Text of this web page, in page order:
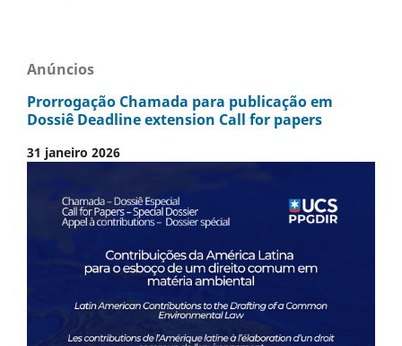
Anúncios
Prorrogação Chamada para publicação em
Dossiê Deadline extension Call for papers
31 janeiro 2026